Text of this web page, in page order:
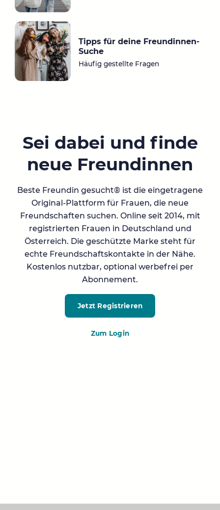
Tipps für deine Freundinnen-
Suche
Häufig gestellte Fragen
Sei dabei und finde
neue Freundinnen
Beste Freundin gesucht® ist die eingetragene
Original-Plattform für Frauen, die neue
Freundschaften suchen. Online seit 2014, mit
registrierten Frauen in Deutschland und
Österreich. Die geschützte Marke steht für
echte Freundschaftskontakte in der Nähe.
Kostenlos nutzbar, optional werbefrei per
Abonnement.
Jetzt Registrieren
Zum Login